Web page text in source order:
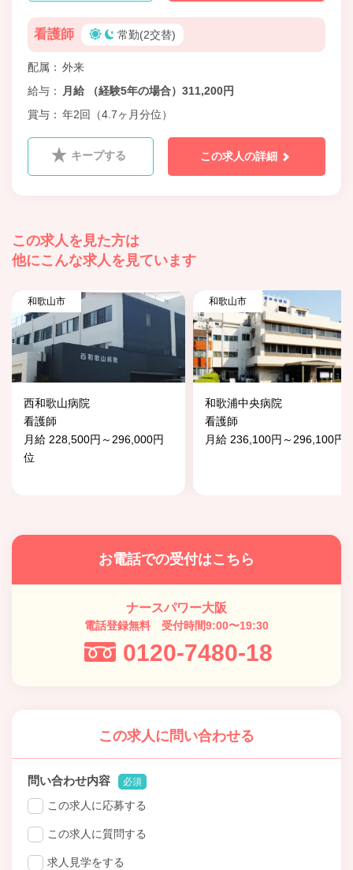
看護師 常勤(2交替)
配属
外来
給与
月給 （経験5年の場合）311,200円
賞与
年2回（4.7ヶ月分位）
キープする この求人の詳細
この求人を見た方は
他にこんな求人を見ています
和歌山市
西和歌山病院
看護師
月給 228,500円～296,000円
位
和歌山市
和歌浦中央病院
看護師
月給 236,100円～296,100円
お電話での受付はこちら
ナースパワー大阪
電話登録無料 受付時間9:00〜19:30
0120-7480-18
この求人に問い合わせる
問い合わせ内容 必須
この求人に応募する
この求人に質問する
求人見学をする